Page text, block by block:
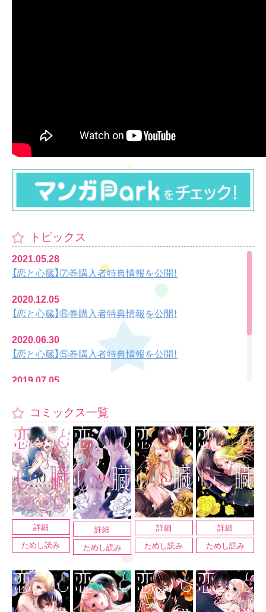
トピックス
2021.05.28
【恋と心臓】⑦巻購入者特典情報を公開！
2020.12.05
【恋と心臓】⑥巻購入者特典情報を公開！
2020.06.30
【恋と心臓】⑤巻購入者特典情報を公開！
2019.07.05
2019.03.05
【恋と心臓②】HCS発売＆購入者特典情報
コミックス一覧
詳細
ためし読み
詳細
ためし読み
詳細
ためし読み
詳細
ためし読み